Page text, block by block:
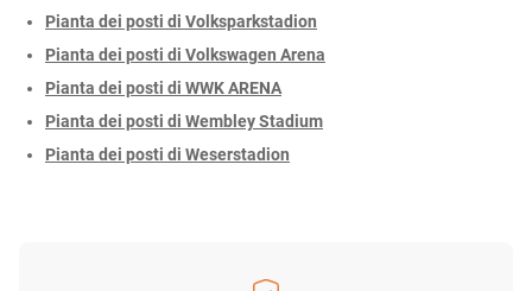
Pianta dei posti di Volksparkstadion
Pianta dei posti di Volkswagen Arena
Pianta dei posti di WWK ARENA
Pianta dei posti di Wembley Stadium
Pianta dei posti di Weserstadion